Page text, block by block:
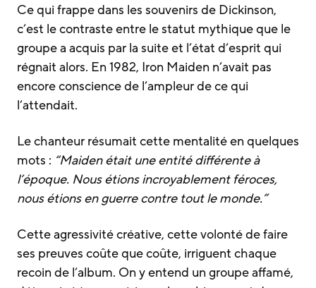
Ce qui frappe dans les souvenirs de Dickinson,
c’est le contraste entre le statut mythique que le
groupe a acquis par la suite et l’état d’esprit qui
régnait alors. En 1982, Iron Maiden n’avait pas
encore conscience de l’ampleur de ce qui
l’attendait.
Le chanteur résumait cette mentalité en quelques
mots : “Maiden était une entité différente à
l’époque. Nous étions incroyablement féroces,
nous étions en guerre contre tout le monde.”
Cette agressivité créative, cette volonté de faire
ses preuves coûte que coûte, irriguent chaque
recoin de l’album. On y entend un groupe affamé,